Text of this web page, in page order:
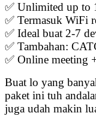
✅ Unlimited up to
✅ Termasuk WiFi
✅ Ideal buat 2-7
✅ Tambahan:
✅ Online meeting
Buat lo yang
paket ini tuh
juga udah makin